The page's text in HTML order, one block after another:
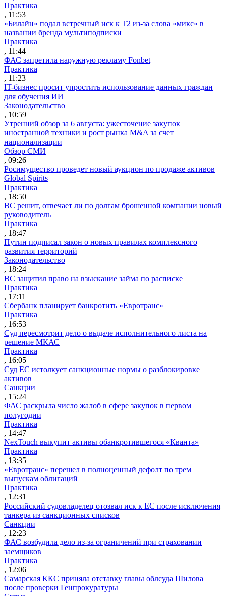
Практика
, 11:53
«Билайн» подал встречный иск к Т2 из-за слова «микс» в
названии бренда мультиподписки
Практика
, 11:44
ФАС запретила наружную рекламу Fonbet
Практика
, 11:23
IT-бизнес просит упростить использование данных граждан
для обучения ИИ
Законодательство
, 10:59
Утренний обзор за 6 августа: ужесточение закупок
иностранной техники и рост рынка M&A за счет
национализации
Обзор СМИ
, 09:26
Росимущество проведет новый аукцион по продаже активов
Global Spirits
Практика
, 18:50
ВС решит, отвечает ли по долгам брошенной компании новый
руководитель
Практика
, 18:47
Путин подписал закон о новых правилах комплексного
развития территорий
Законодательство
, 18:24
ВС защитил право на взыскание займа по расписке
Практика
, 17:11
Сбербанк планирует банкротить «Евротранс»
Практика
, 16:53
Суд пересмотрит дело о выдаче исполнительного листа на
решение МКАС
Практика
, 16:05
Суд ЕС истолкует санкционные нормы о разблокировке
активов
Санкции
, 15:24
ФАС раскрыла число жалоб в сфере закупок в первом
полугодии
Практика
, 14:47
NexTouch выкупит активы обанкротившегося «Кванта»
Практика
, 13:35
«Евротранс» перешел в полноценный дефолт по трем
выпускам облигаций
Практика
, 12:31
Российский судовладелец отозвал иск к ЕС после исключения
танкера из санкционных списков
Санкции
, 12:23
ФАС возбудила дело из-за ограничений при страховании
заемщиков
Практика
, 12:06
Самарская ККС приняла отставку главы облсуда Шилова
после проверки Генпрокуратуры